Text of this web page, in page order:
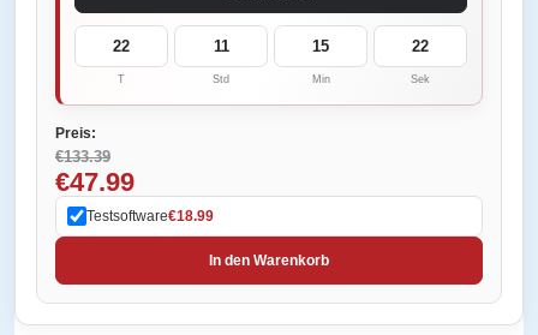
22
T
11
Std
15
Min
22
Sek
Preis:
€133.39
€47.99
Testsoftware€18.99
In den Warenkorb